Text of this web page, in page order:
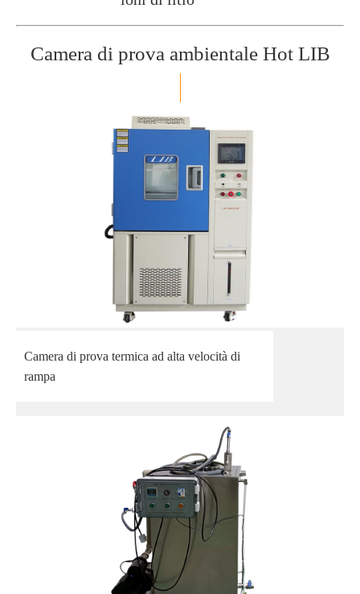
Camera di prova ambientale Hot LIB
Camera di prova termica ad alta velocità di
rampa